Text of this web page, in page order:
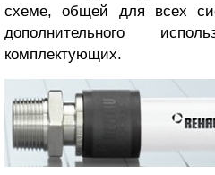
схеме, общей для всех
дополнительного
комплектующих.